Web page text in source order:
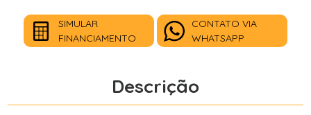
SIMULAR
FINANCIAMENTO
CONTATO VIA
WHATSAPP
Descrição